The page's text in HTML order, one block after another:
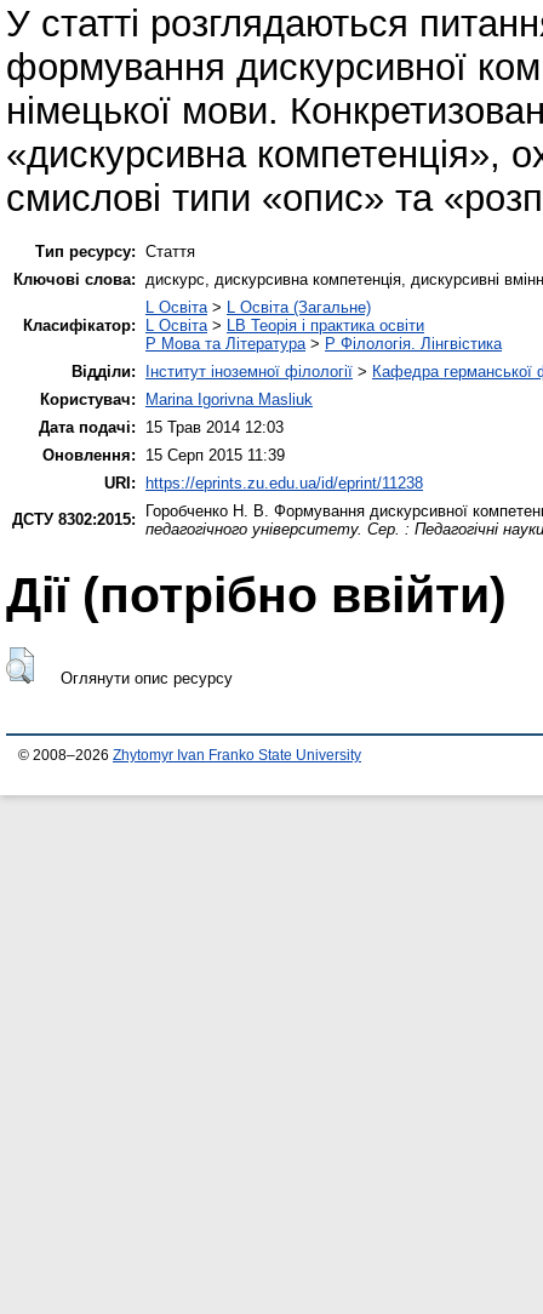
У статті розглядаються
формування дискурсивної
німецької мови.
«дискурсивна компетенція»,
смислові типи «опис» та
Тип ресурсу: Стаття
Ключові слова:
дискурс, дискурсивна компетенція, дискурсивні
Класифікатор:
L Освіта > L Освіта (Загальне)
L Освіта > LB Теорія і практика освіти
P Мова та Література > P Філологія. Лінгвістика
Відділи:
Інститут іноземної філології > Кафедра германської
Користувач:
Marina Igorivna Masliuk
Дата подачі:
15 Трав 2014 12:03
Оновлення:
15 Серп 2015 11:39
URI: https://eprints.zu.edu.ua/id/eprint/11238
ДСТУ 8302:2015:
Горобченко Н. В. Формування дискурсивної
педагогічного університету. Сер. : Педагогічні науки
Дії ​​(потрібно ввійти)
Оглянути опис ресурсу
© 2008–2026 Zhytomyr Ivan Franko State University